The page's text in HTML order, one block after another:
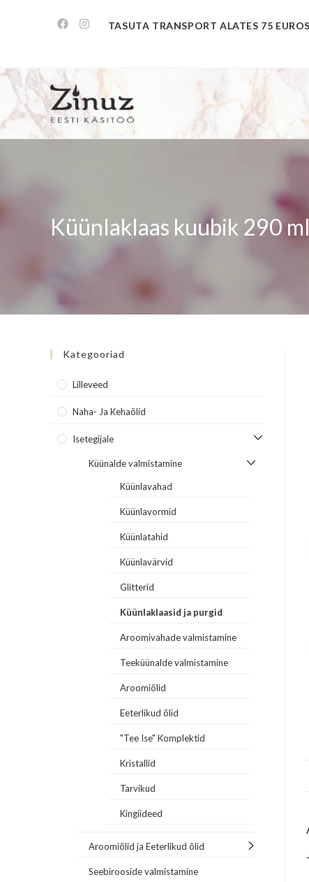
TASUTA TRANSPORT ALATES 75
Küünlaklaas kuubik 290 ml
Kategooriad
Lilleveed
Naha- Ja Kehaõlid
Isetegijale
Küünalde valmistamine
Küünlavahad
Küünlavormid
Küünlatahid
Küünlavärvid
Glitterid
Küünlaklaasid ja purgid
Aroomivahade valmistamine
Teeküünalde valmistamine
Aroomiõlid
Eeterlikud õlid
"Tee Ise" Komplektid
Kristallid
Tarvikud
Kingiideed
Aroomiõlid ja Eeterlikud õlid
Seebirooside valmistamine